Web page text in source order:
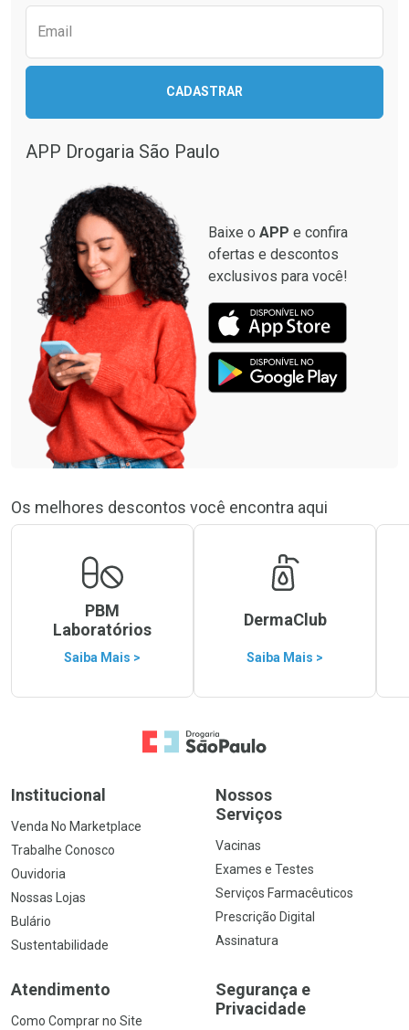
Email
CADASTRAR
APP Drogaria São Paulo
Baixe o APP e confira
ofertas e descontos
exclusivos para você!
Os melhores descontos você encontra aqui
PBM
Laboratórios
Saiba Mais >
DermaClub
Saiba Mais >
Ir para a Home
Institucional
Venda No Marketplace
Trabalhe Conosco
Ouvidoria
Nossas Lojas
Bulário
Sustentabilidade
Nossos
Serviços
Vacinas
Exames e Testes
Serviços Farmacêuticos
Prescrição Digital
Assinatura
Atendimento
Como Comprar no Site
Segurança e
Privacidade